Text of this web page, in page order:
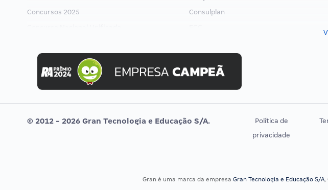
Concursos 2025
Concurso MPU
Editais publicados
Consulplan
Selecon
Uniase
Vunesp
© 2012 - 2026 Gran Tecnologia e Educação S/A.
Política de
privacidade
Gran é uma marca da empresaGran Tecnologia e Educação S/A,